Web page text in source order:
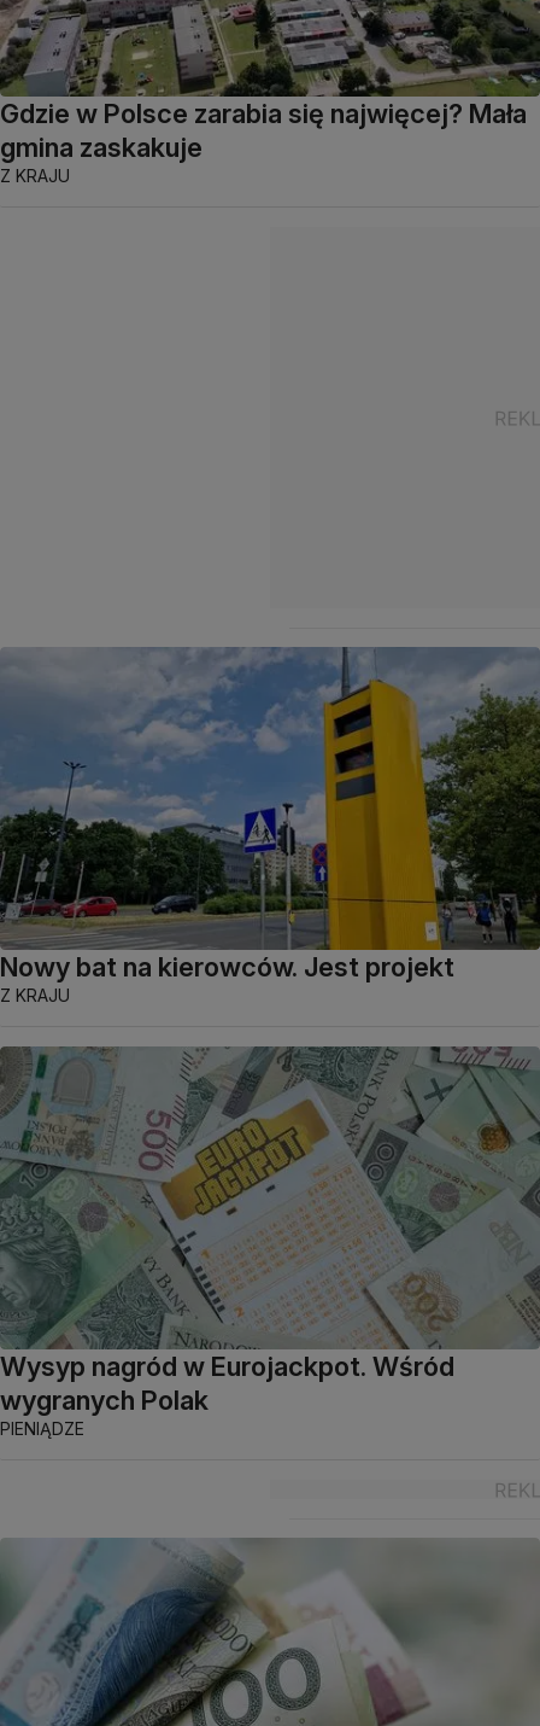
Gdzie w Polsce zarabia się najwięcej? Mała
gmina zaskakuje
Z KRAJU
Nowy bat na kierowców. Jest projekt
Z KRAJU
Wysyp nagród w Eurojackpot. Wśród
wygranych Polak
PIENIĄDZE